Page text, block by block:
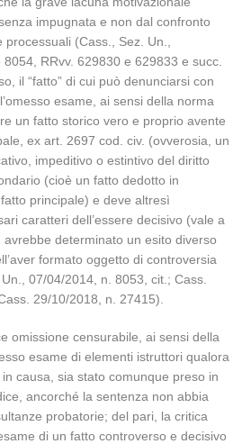
impugnata e non dal confronto
(Cass., Sez. Un.,
RRvv. 629830 e 629833 e succ.
il “fatto” di cui può denunciarsi con
esame, ai sensi della norma
un fatto storico vero e proprio avente
ex art. 2697 cod. civ. (ovverosia, un
impeditivo o estintivo del diritto
(cioè un fatto dedotto in
principale) e deve altresì
caratteri dell’essere decisivo (vale a
determinato un esito diverso
formato oggetto di controversia
07/04/2014, n. 8053, cit.; Cass.
29/10/2018, n. 27415).
omissione censurabile, ai sensi della
esame di elementi istruttori qualora
causa, sia stato comunque preso in
ancorché la sentenza non abbia
probatorie; del pari, la critica
di un fatto controverso e decisivo